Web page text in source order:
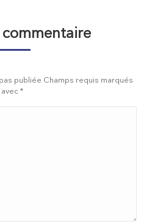
commentaire
publiée Champs requis marqués
avec *